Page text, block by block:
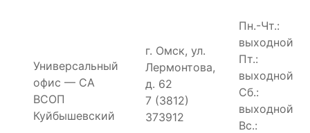
Универсальный
офис — СА
ВСОП
Куйбышевский
г. Омск, ул.
Лермонтова,
д. 62
7 (3812)
373912
Пн.-Чт.:
выходной
Пт.:
выходной
Сб.:
выходной
Вс.: